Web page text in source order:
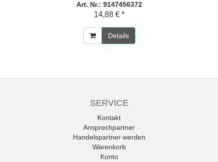
Art. Nr.: 9147456372
14,88 € *
Details
SERVICE
Kontakt
Ansprechpartner
Handelspartner werden
Warenkorb
Konto